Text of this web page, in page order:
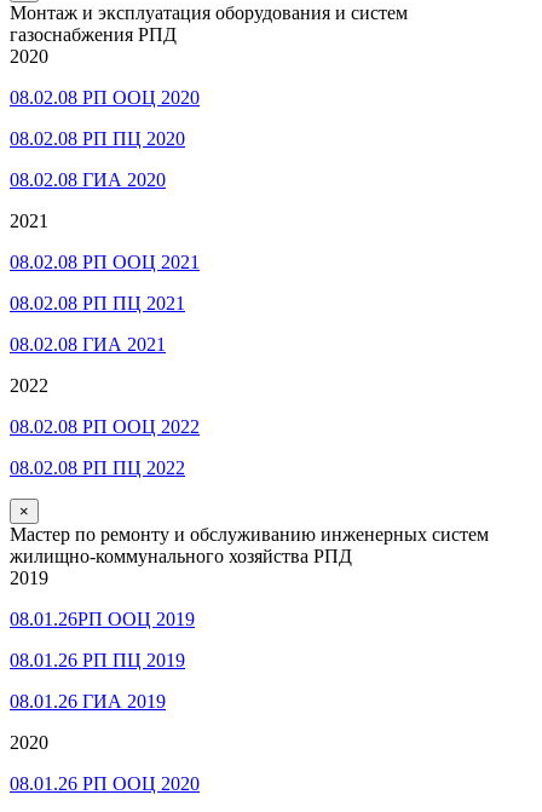
Монтаж и эксплуатация оборудования и систем
газоснабжения РПД
2020
08.02.08 РП ООЦ 2020
08.02.08 РП ПЦ 2020
08.02.08 ГИА 2020
2021
08.02.08 РП ООЦ 2021
08.02.08 РП ПЦ 2021
08.02.08 ГИА 2021
2022
08.02.08 РП ООЦ 2022
08.02.08 РП ПЦ 2022
×
Мастер по ремонту и обслуживанию инженерных систем
жилищно-коммунального хозяйства РПД
2019
08.01.26РП ООЦ 2019
08.01.26 РП ПЦ 2019
08.01.26 ГИА 2019
2020
08.01.26 РП ООЦ 2020